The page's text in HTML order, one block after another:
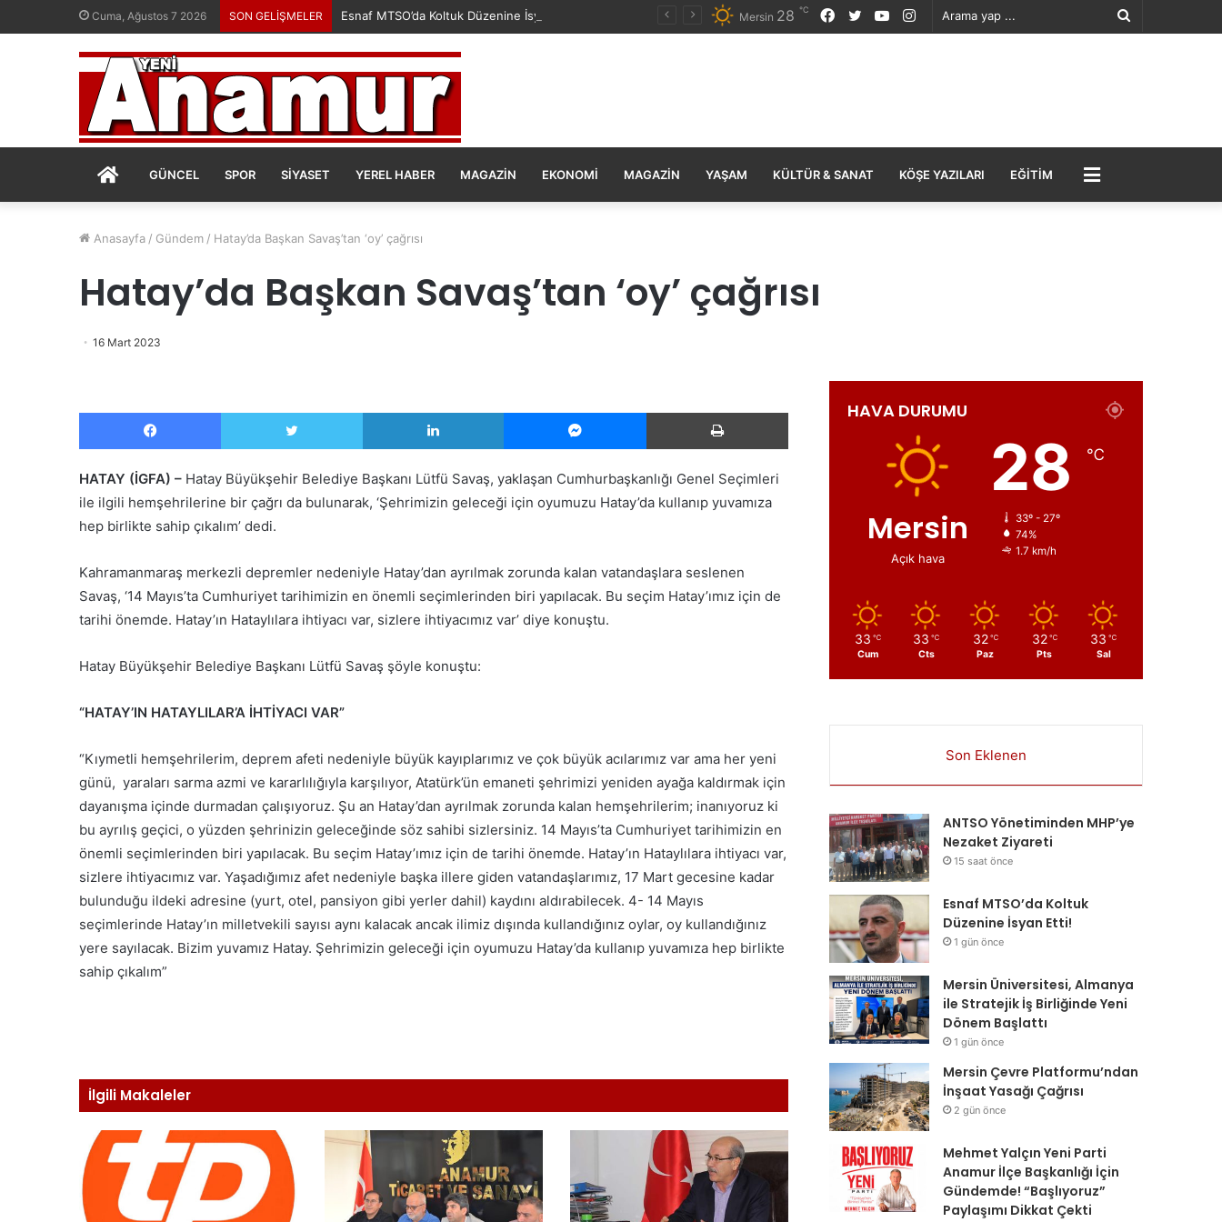
Cuma, Ağustos 7 2026 SON GELİŞMELER Esnaf MTSO’da Koltuk Düzenine İsyan Etti!
Arama
Instagram
YouTube
Twitter
Facebook
Mersin 28 ℃
ANASAYFA
GÜNCEL SPOR SIYASET YEREL HABER MAGAZIN EKONOMI MAGAZIN YAŞAM KÜLTÜR & SANAT KÖŞE YAZILARI EĞITIM MENÜ
Anasayfa / Gündem / Hatay’da Başkan Savaş’tan ‘oy’ çağrısı
Hatay’da Başkan Savaş’tan ‘oy’ çağrısı
16 Mart 2023
Facebook Twitter LinkedIn Messenger Yazdır
HATAY (İGFA) – Hatay Büyükşehir Belediye Başkanı Lütfü Savaş, yaklaşan Cumhurbaşkanlığı Genel Seçimleri
ile ilgili hemşehrilerine bir çağrı da bulunarak, ‘Şehrimizin geleceği için oyumuzu Hatay’da kullanıp yuvamıza
hep birlikte sahip çıkalım’ dedi.
Kahramanmaraş merkezli depremler nedeniyle Hatay’dan ayrılmak zorunda kalan vatandaşlara seslenen
Savaş, ‘14 Mayıs’ta Cumhuriyet tarihimizin en önemli seçimlerinden biri yapılacak. Bu seçim Hatay’ımız için de
tarihi önemde. Hatay’ın Hataylılara ihtiyacı var, sizlere ihtiyacımız var’ diye konuştu.
Hatay Büyükşehir Belediye Başkanı Lütfü Savaş şöyle konuştu:
“HATAY’IN HATAYLILAR’A İHTİYACI VAR”
“Kıymetli hemşehrilerim, deprem afeti nedeniyle büyük kayıplarımız ve çok büyük acılarımız var ama her yeni
günü, yaraları sarma azmi ve kararlılığıyla karşılıyor, Atatürk’ün emaneti şehrimizi yeniden ayağa kaldırmak için
dayanışma içinde durmadan çalışıyoruz. Şu an Hatay’dan ayrılmak zorunda kalan hemşehrilerim; inanıyoruz ki
bu ayrılış geçici, o yüzden şehrinizin geleceğinde söz sahibi sizlersiniz. 14 Mayıs’ta Cumhuriyet tarihimizin en
önemli seçimlerinden biri yapılacak. Bu seçim Hatay’ımız için de tarihi önemde. Hatay’ın Hataylılara ihtiyacı var,
sizlere ihtiyacımız var. Yaşadığımız afet nedeniyle başka illere giden vatandaşlarımız, 17 Mart gecesine kadar
bulunduğu ildeki adresine (yurt, otel, pansiyon gibi yerler dahil) kaydını aldırabilecek. 4- 14 Mayıs
seçimlerinde Hatay’ın milletvekili sayısı aynı kalacak ancak ilimiz dışında kullandığınız oylar, oy kullandığınız
yere sayılacak. Bizim yuvamız Hatay. Şehrimizin geleceği için oyumuzu Hatay’da kullanıp yuvamıza hep birlikte
sahip çıkalım”
İlgili Makaleler
HAVA DURUMU
Mersin
Açık hava
28 ℃
33º - 27º
74%
1.7 km/h
33 ℃
Cum
33 ℃
Cts
32 ℃
Paz
32 ℃
Pts
33 ℃
Sal
Son Eklenen
ANTSO Yönetiminden MHP’ye
Nezaket Ziyareti
15 saat önce
Esnaf MTSO’da Koltuk
Düzenine İsyan Etti!
1 gün önce
Mersin Üniversitesi, Almanya
ile Stratejik İş Birliğinde Yeni
Dönem Başlattı
1 gün önce
Mersin Çevre Platformu’ndan
İnşaat Yasağı Çağrısı
2 gün önce
Mehmet Yalçın Yeni Parti
Anamur İlçe Başkanlığı İçin
Gündemde! “Başlıyoruz”
Paylaşımı Dikkat Çekti